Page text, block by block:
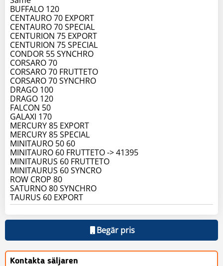
BUFFALO 120
CENTAURO 70 EXPORT
CENTAURO 70 SPECIAL
CENTURION 75 EXPORT
CENTURION 75 SPECIAL
CONDOR 55 SYNCHRO
CORSARO 70
CORSARO 70 FRUTTETO
CORSARO 70 SYNCHRO
DRAGO 100
DRAGO 120
FALCON 50
GALAXI 170
MERCURY 85 EXPORT
MERCURY 85 SPECIAL
MINITAURO 50 60
MINITAURO 60 FRUTTETO -> 41395
MINITAURUS 60 FRUTTETO
MINITAURUS 60 SYNCRO
ROW CROP 80
SATURNO 80 SYNCHRO
TAURUS 60 EXPORT
Begär pris
Kontakta säljaren